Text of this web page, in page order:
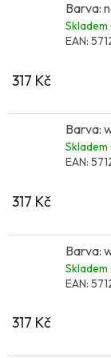
Barva:
Skladem
EAN:
317 Kč
Barva:
Skladem
EAN:
317 Kč
Barva:
Skladem
EAN:
317 Kč